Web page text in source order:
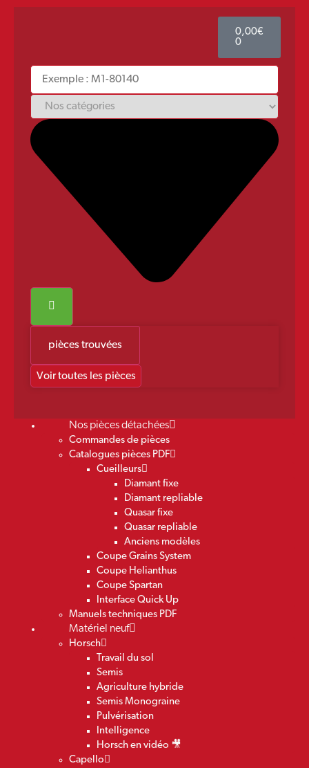
0,00€
0
pièces trouvées
Voir toutes les pièces
Nos pièces détachées
Commandes de pièces
Catalogues pièces PDF
Cueilleurs
Diamant fixe
Diamant repliable
Quasar fixe
Quasar repliable
Anciens modèles
Coupe Grains System
Coupe Helianthus
Coupe Spartan
Interface Quick Up
Manuels techniques PDF
Matériel neuf
Horsch
Travail du sol
Semis
Agriculture hybride
Semis Monograine
Pulvérisation
Intelligence
Horsch en vidéo 🎥
Capello